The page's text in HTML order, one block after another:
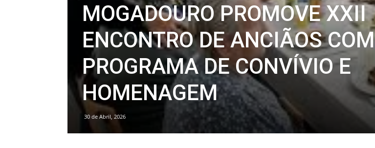
MOGADOURO PROMOVE XXII
ENCONTRO DE ANCIÃOS COM
PROGRAMA DE CONVÍVIO E
HOMENAGEM
30 de Abril, 2026